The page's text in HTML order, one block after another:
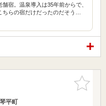
宿。温泉導入は35年前からで、
らの宿だけだったのだそう…
お気に入
りに追加
平町